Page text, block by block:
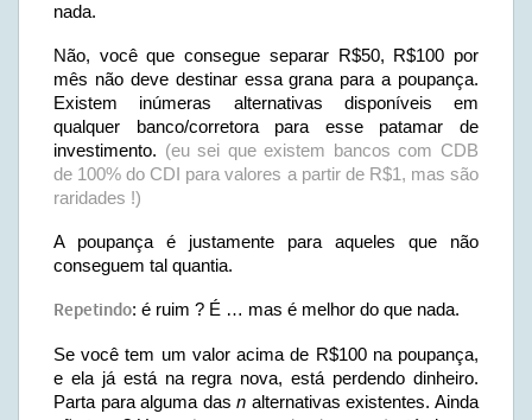
nada.
Não, você que consegue separar R$50, R$100 por
mês não deve destinar essa grana para a poupança.
Existem inúmeras alternativas disponíveis em
qualquer banco/corretora para esse patamar de
investimento. (eu sei que existem bancos com CDB
de 100% do CDI para valores a partir de R$1, mas são
raridades !)
A poupança é justamente para aqueles que não
conseguem tal quantia.
Repetindo: é ruim ? É … mas é melhor do que nada.
Se você tem um valor acima de R$100 na poupança,
e ela já está na regra nova, está perdendo dinheiro.
Parta para alguma dasn alternativas existentes. Ainda